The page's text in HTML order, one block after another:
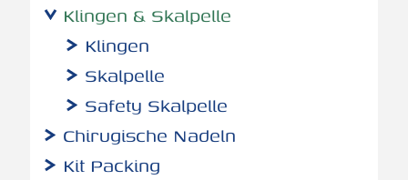
Klingen & Skalpelle
Klingen
Skalpelle
Safety Skalpelle
Chirugische Nadeln
Kit Packing